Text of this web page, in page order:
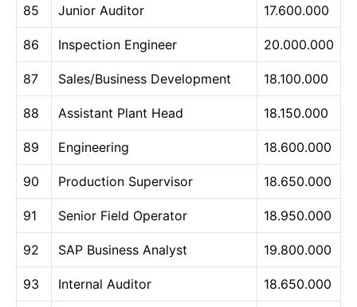
85 Junior Auditor 17.600.000
86 Inspection Engineer 20.000.000
87 Sales/Business Development 18.100.000
88 Assistant Plant Head 18.150.000
89 Engineering 18.600.000
90 Production Supervisor 18.650.000
91 Senior Field Operator 18.950.000
92 SAP Business Analyst 19.800.000
93 Internal Auditor 18.650.000